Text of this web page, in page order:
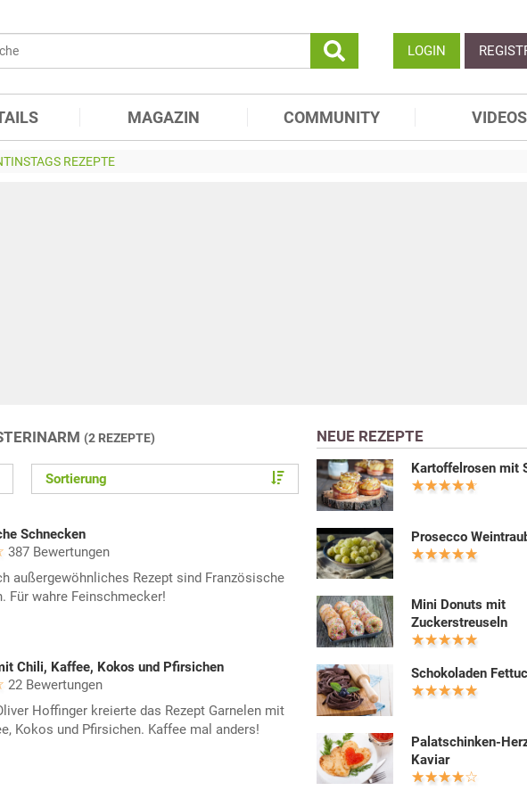
LOGIN
MAGAZIN COMMUNITY VIDEOS
REZEPTE
(2 REZEPTE)
Sortierung
Schnecken
387 Bewertungen
außergewöhnliches Rezept sind Französische
Für wahre Feinschmecker!
Chili, Kaffee, Kokos und Pfirsichen
22 Bewertungen
Hoffinger kreierte das Rezept Garnelen mit
Kokos und Pfirsichen. Kaffee mal anders!
NEUE REZEPTE
Kartoffelrosen mit
Prosecco
Mini Donuts mit
Zuckerstreuseln
Schokoladen
Palatschinken-
Kaviar